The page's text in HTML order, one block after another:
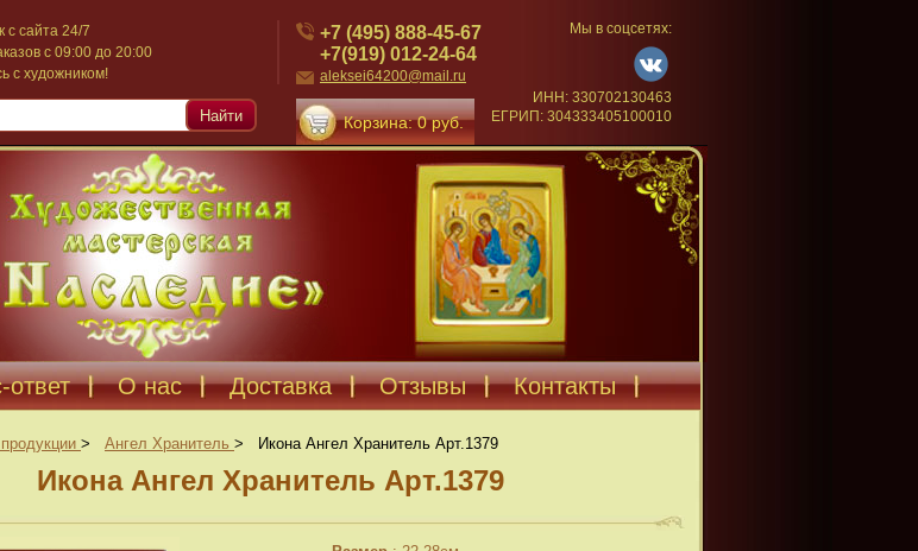
с сайта 24/7
с 09:00 до 20:00
с художником!
+7 (495) 888-45-67
+7(919) 012-24-64
aleksei64200@mail.ru
Корзина: 0 руб.
Мы в соцсетях:
ИНН: 330702130463
ЕГРИП: 304333405100010
Найти
ответ О нас Доставка Отзывы Контакты
> Ангел Хранитель > Икона Ангел Хранитель Арт.1379
Икона Ангел Хранитель Арт.1379